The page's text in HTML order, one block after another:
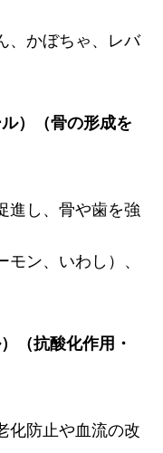
、かぼちゃ、レバ
）（骨の形成を
進し、骨や歯を強
モン、いわし）、
（抗酸化作用・
化防止や血流の改